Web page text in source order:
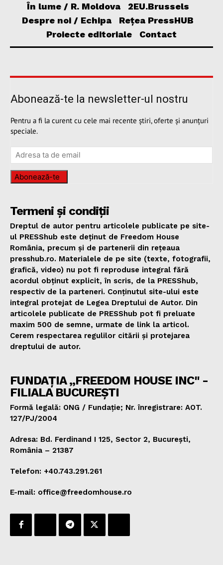
În lume / R. Moldova
2EU.Brussels
Despre noi / Echipa
Rețea PressHUB
Proiecte editoriale
Contact
Abonează-te la newsletter-ul nostru
Pentru a fi la curent cu cele mai recente știri, oferte și anunțuri
speciale.
Abonează-te
Termeni și condiții
Dreptul de autor pentru articolele publicate pe site-
ul PRESShub este deținut de Freedom House
România, precum și de partenerii din rețeaua
presshub.ro. Materialele de pe site (texte, fotografii,
grafică, video) nu pot fi reproduse integral fără
acordul obținut explicit, în scris, de la PRESShub,
respectiv de la parteneri. Conținutul site-ului este
integral protejat de Legea Dreptului de Autor. Din
articolele publicate de PRESShub pot fi preluate
maxim 500 de semne, urmate de link la articol.
Cerem respectarea regulilor citării și protejarea
dreptului de autor.
FUNDAȚIA „FREEDOM HOUSE INC" -
FILIALA BUCUREȘTI
Formă legală: ONG / Fundație; Nr. înregistrare: AOT.
127/PJ/2004
Adresa: Bd. Ferdinand I 125, Sector 2, București,
România – 21387
Telefon: +40.743.291.261
E-mail: office@freedomhouse.ro